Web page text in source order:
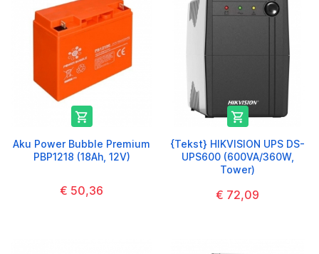

Aku Power Bubble Premium
PBP1218 (18Ah, 12V)
€ 50,36

{Tekst} HIKVISION UPS DS-
UPS600 (600VA/360W,
Tower)
€ 72,09